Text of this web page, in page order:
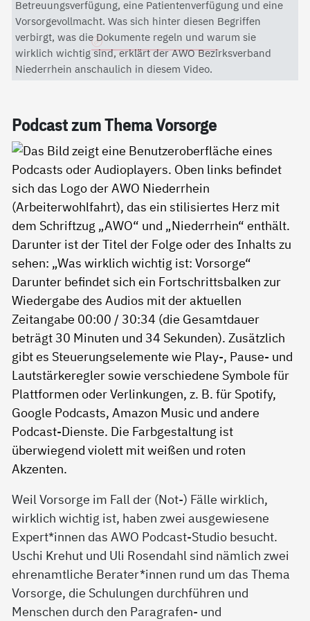
Mit dem Aktivieren des Videos akzeptieren Sie die
Datenschutzerklärung von YouTube.
Datenschutzerklärung
Betreuungsverfügung, eine Patientenverfügung und eine
Vorsorgevollmacht. Was sich hinter diesen Begriffen
verbirgt, was die Dokumente regeln und warum sie
wirklich wichtig sind, erklärt der AWO Bezirksverband
Niederrhein anschaulich in diesem Video.
Pod­cast zum The­ma Vor­sor­ge
Weil Vorsorge im Fall der (Not-) Fälle wirklich,
wirklich wichtig ist, haben zwei ausgewiesene
Expert*innen das AWO Podcast-Studio besucht.
Uschi Krehut und Uli Rosendahl sind nämlich zwei
ehrenamtliche Berater*innen rund um das Thema
Vorsorge, die Schulungen durchführen und
Menschen durch den Paragrafen- und